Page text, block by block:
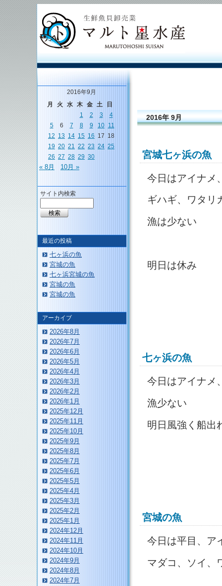
2016年 9月
宮城七ヶ浜の魚
今日はアイナメ
ギハギ、ワタリ
漁は少ない
明日は休み
七ヶ浜の魚
今日はアイナメ
漁少ない
明日風強く船出
宮城の魚
今日は平目、ア
マダコ、ソイ、
2016年9月
月
火 水 木 金 土
日
1
2 3
4
5
6 7 8 9 10 11
12 13 14 15 16 17 18
19 20 21 22 23 24 25
26 27 28 29 30
« 8月 10月 »
サイト内検索
最近の投稿
七ヶ浜の魚
宮城の魚
七ヶ浜宮城の魚
宮城の魚
宮城の魚
アーカイブ
2026年8月
2026年7月
2026年6月
2026年5月
2026年4月
2026年3月
2026年2月
2026年1月
2025年12月
2025年11月
2025年10月
2025年9月
2025年8月
2025年7月
2025年6月
2025年5月
2025年4月
2025年3月
2025年2月
2025年1月
2024年12月
2024年11月
2024年10月
2024年9月
2024年8月
2024年7月